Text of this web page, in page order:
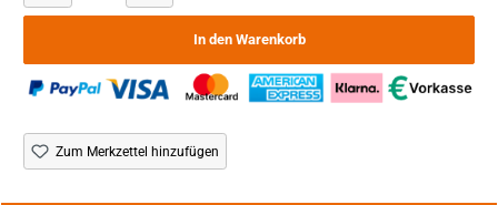
In den Warenkorb
Zum Merkzettel hinzufügen